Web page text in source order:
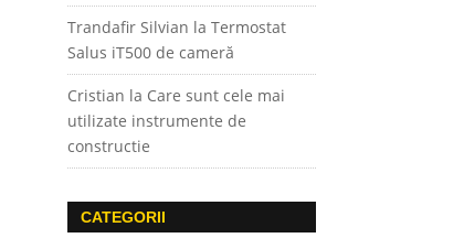
Trandafir Silvian laTermostat
Salus iT500 de cameră
Cristian la Care sunt cele mai
utilizate instrumente de
constructie
CATEGORII